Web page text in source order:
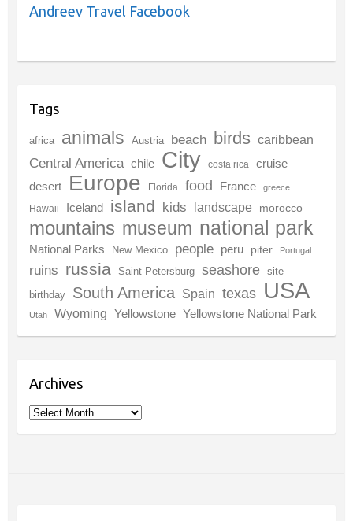
Andreev Travel Facebook
Tags
africa animals Austria beach birds caribbean
Central America chile City costa rica cruise
desert Europe Florida food France greece
Hawaii Iceland island kids landscape morocco
mountains museum national park
National Parks New Mexico people peru piter Portugal
ruins russia Saint-Petersburg seashore
site
birthday
South America Spain texas USA
Utah Wyoming Yellowstone Yellowstone National Park
Archives
Archives